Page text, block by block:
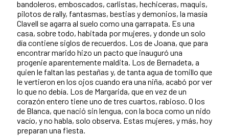
bandoleros, emboscados, carlistas, hechiceras, maquis,
pilotos de rally, fantasmas, bestias y demonios, la masía
Clavell se agarra al suelo como una garrapata. Es una
casa, sobre todo, habitada por mujeres, y donde un solo
día contiene siglos de recuerdos. Los de Joana, que para
encontrar marido hizo un pacto que inauguró una
progenie aparentemente maldita. Los de Bernadeta, a
quien le faltan las pestañas y, de tanta agua de tomillo que
le vertieron en los ojos cuando era una niña, acabó por ver
lo que no debía. Los de Margarida, que en vez de un
corazón entero tiene uno de tres cuartos, rabioso. O los
de Blanca, que nació sin lengua, con la boca como un nido
vacío, y no habla, solo observa. Estas mujeres, y más, hoy
preparan una fiesta.